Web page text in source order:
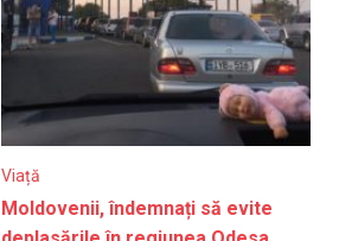
Viață
Moldovenii, îndemnați să evite